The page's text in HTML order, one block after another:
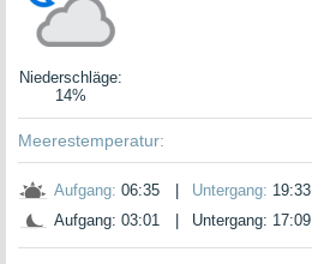
Niederschläge:
14%
Meerestemperatur:
Aufgang: 06:35 Untergang: 19:33
Aufgang: 03:01
Untergang: 17:09